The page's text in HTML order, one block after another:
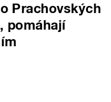
Prachovských
pomáhají